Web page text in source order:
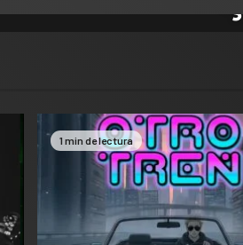
1 min de lectura